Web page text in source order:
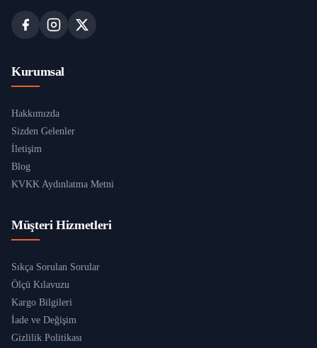
Kurumsal
Hakkımızda
Sizden Gelenler
İletişim
Blog
KVKK Aydınlatma Metni
Müşteri Hizmetleri
Sıkça Sorulan Sorular
Ölçü Kılavuzu
Kargo Bilgileri
İade ve Değişim
Gizlilik Politikası